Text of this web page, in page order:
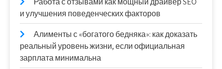
и улучшения поведенческих факторов
Алименты с «богатого бедняка»: как доказать
реальный уровень жизни, если официальная
зарплата минимальна